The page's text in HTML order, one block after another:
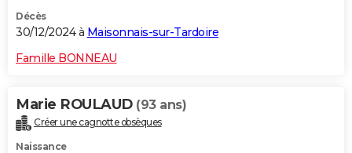
Décès
30/12/2024 à Maisonnais-sur-Tardoire
Famille BONNEAU
Marie ROULAUD (93 ans)
Créer une cagnotte obsèques
Naissance